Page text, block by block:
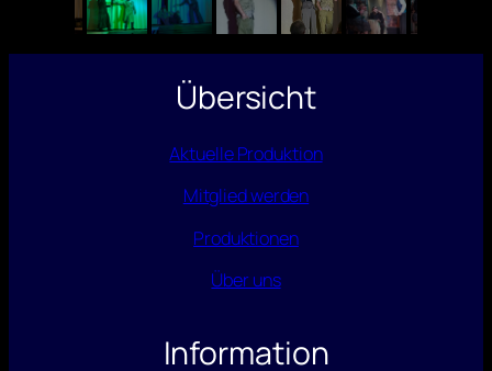
Übersicht
Aktuelle Produktion
Mitglied werden
Produktionen
Über uns
Information